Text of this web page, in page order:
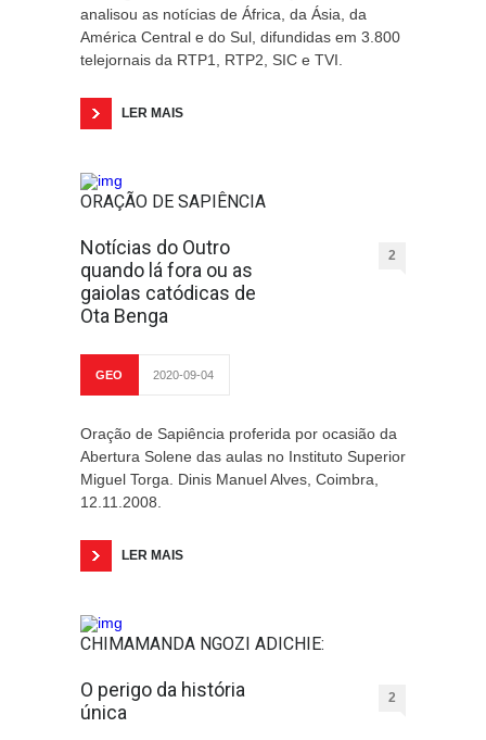
analisou as notícias de África, da Ásia, da
América Central e do Sul, difundidas em 3.800
telejornais da RTP1, RTP2, SIC e TVI.
LER MAIS
ORAÇÃO DE SAPIÊNCIA
Notícias do Outro
quando lá fora ou as
gaiolas catódicas de
Ota Benga
2
GEO 2020-09-04
Oração de Sapiência proferida por ocasião da
Abertura Solene das aulas no Instituto Superior
Miguel Torga. Dinis Manuel Alves, Coimbra,
12.11.2008.
LER MAIS
CHIMAMANDA NGOZI ADICHIE:
O perigo da história
única
2